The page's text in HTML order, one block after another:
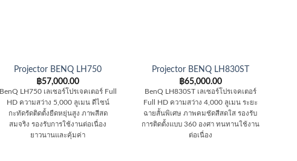
Projector BENQ LH750
฿57,000.00
BenQ LH750 เลเซอร์โปรเจคเตอร์ Full
HD ความสว่าง 5,000 ลูเมน ดีไซน์
กะทัดรัดติดตั้งยืดหยุ่นสูง ภาพสีสด
สมจริง รองรับการใช้งานต่อเนื่อง
ยาวนานและคุ้มค่า
Projector BENQ LH830ST
฿65,000.00
BenQ LH830ST เลเซอร์โปรเจคเตอร์
Full HD ความสว่าง 4,000 ลูเมน ระยะ
ฉายสั้นพิเศษ ภาพคมชัดสีสดใส รองรับ
การติดตั้งแบบ 360 องศา ทนทานใช้งาน
ต่อเนื่อง